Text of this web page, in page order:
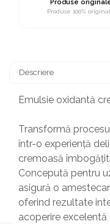
Produse
Produse 100%
Descriere
Emulsie oxidantă
Transformă
într-o experiență
cremoasă
Concepută pentru
asigură o
oferind rezultate
acoperire excelentă